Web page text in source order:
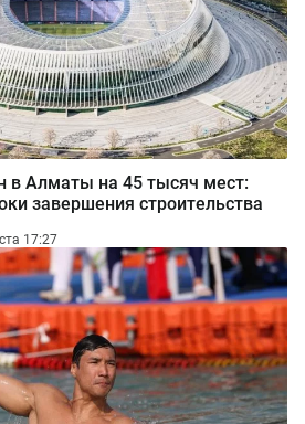
в Алматы на 45 тысяч мест:
завершения строительства
17:27